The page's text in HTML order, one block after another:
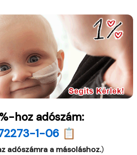
hoz adószám:
1-06 📋
adószámra a másoláshoz.)